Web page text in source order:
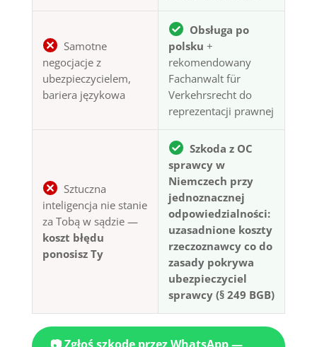
Samotne
negocjacje z
ubezpieczycielem,
bariera językowa
Obsługa po
polsku +
rekomendowany
Fachanwalt für
Verkehrsrecht do
reprezentacji prawnej
Sztuczna
inteligencja nie stanie
za Tobą w sądzie —
koszt błędu
ponosisz Ty
Szkoda z OC
sprawcy w
Niemczech przy
jednoznacznej
odpowiedzialności:
uzasadnione koszty
rzeczoznawcy co do
zasady pokrywa
ubezpieczyciel
sprawcy (§ 249 BGB)